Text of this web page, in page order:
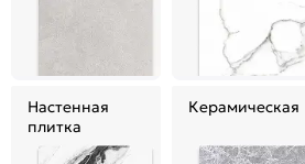
Настенная
плитка
Керамическая